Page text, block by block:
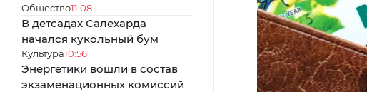
Общество11:08
В детсадах Салехарда
начался кукольный бум
Культура10:56
Энергетики вошли в состав
экзаменационных комиссий